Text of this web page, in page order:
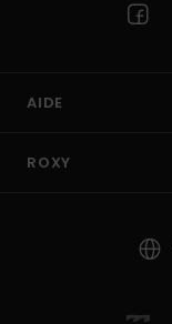
AIDE
ROXY